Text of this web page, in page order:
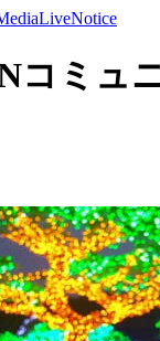
LiveNotice
コミュ